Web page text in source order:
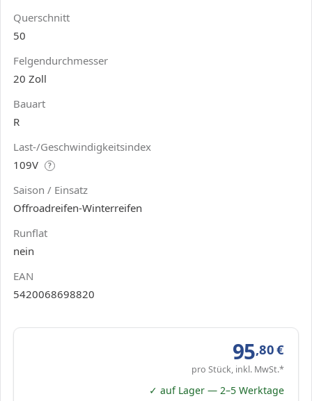
Querschnitt
50
Felgendurchmesser
20 Zoll
Bauart
R
Last-/Geschwindigkeitsindex
109V
?
Saison / Einsatz
Offroadreifen-Winterreifen
Runflat
nein
EAN
5420068698820
95,80€
pro Stück, inkl. MwSt.*
✓ auf Lager — 2–5 Werktage